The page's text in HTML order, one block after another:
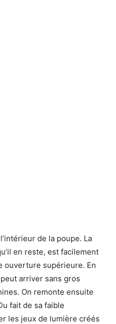
de la poupe. La
en reste, est facilement
ouverture supérieure. En
arriver sans gros
On remonte ensuite
fait de sa faible
les jeux de lumière créés